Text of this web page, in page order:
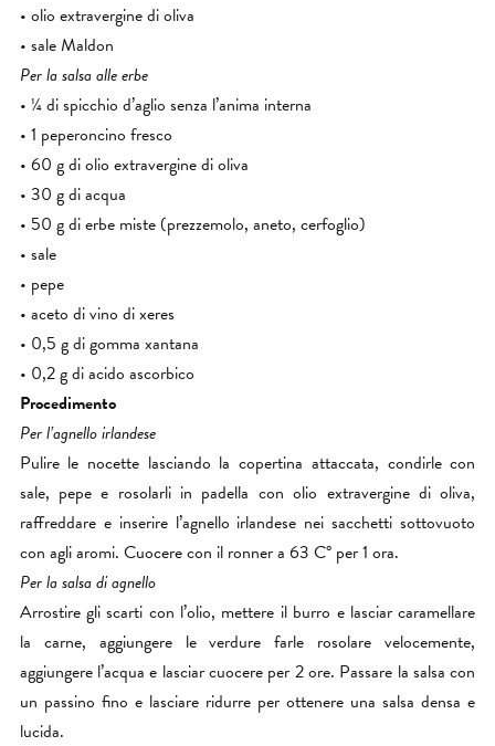
• olio extravergine di oliva
• sale Maldon
Per la salsa alle erbe
• ¼ di spicchio d’aglio senza l’anima interna
• 1 peperoncino fresco
• 60 g di olio extravergine di oliva
• 30 g di acqua
• 50 g di erbe miste (prezzemolo, aneto, cerfoglio)
• sale
• pepe
• aceto di vino di xeres
• 0,5 g di gomma xantana
• 0,2 g di acido ascorbico
Procedimento
Per l’agnello irlandese
Pulire le nocette lasciando la copertina attaccata, condirle con
sale, pepe e rosolarli in padella con olio extravergine di oliva,
raffreddare e inserire l’agnello irlandese nei sacchetti sottovuoto
con agli aromi. Cuocere con il ronner a 63 C° per 1 ora.
Per la salsa di agnello
Arrostire gli scarti con l’olio, mettere il burro e lasciar caramellare
la carne, aggiungere le verdure farle rosolare velocemente,
aggiungere l’acqua e lasciar cuocere per 2 ore. Passare la salsa con
un passino fino e lasciare ridurre per ottenere una salsa densa e
lucida.